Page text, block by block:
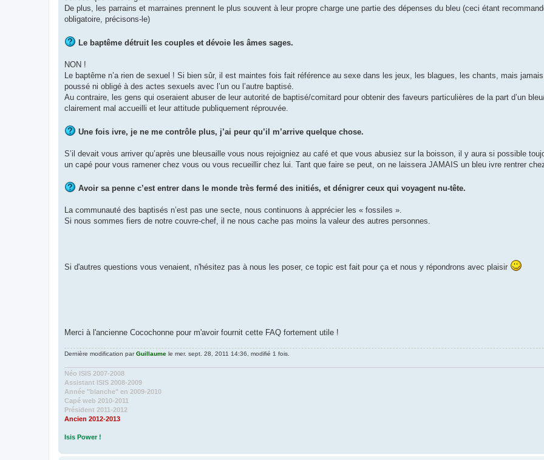
De plus, les parrains et marraines prennent le plus souvent à leur propre charge une partie des dépenses du bleu (ceci étant
obligatoire, précisons-le)
Le baptême détruit les couples et dévoie les âmes sages.
NON !
Le baptême n’a rien de sexuel ! Si bien sûr, il est maintes fois fait référence au sexe dans les jeux, les blagues, les chants, mais jamais
poussé ni obligé à des actes sexuels avec l’un ou l’autre baptisé.
Au contraire, les gens qui oseraient abuser de leur autorité de baptisé/comitard pour obtenir des faveurs particulières de la part d’un
clairement mal accueilli et leur attitude publiquement réprouvée.
Une fois ivre, je ne me contrôle plus, j’ai peur qu’il m’arrive quelque chose.
S’il devait vous arriver qu’après une bleusaille vous nous rejoigniez au café et que vous abusiez sur la boisson, il y aura si possible
un capé pour vous ramener chez vous ou vous recueillir chez lui. Tant que faire se peut, on ne laissera JAMAIS un bleu ivre rentrer
Avoir sa penne c’est entrer dans le monde très fermé des initiés, et dénigrer ceux qui voyagent nu-tête.
La communauté des baptisés n’est pas une secte, nous continuons à apprécier les « fossiles ».
Si nous sommes fiers de notre couvre-chef, il ne nous cache pas moins la valeur des autres personnes.
Si d'autres questions vous venaient, n'hésitez pas à nous les poser, ce topic est fait pour ça et nous y répondrons avec plaisir
Merci à l'ancienne Cocochonne pour m'avoir fournit cette FAQ fortement utile !
Dernière modification parGuillaume le mer. sept. 28, 2011 14:36, modifié 1 fois.
Néo ISIS 2007-2008
Assistant ISIS 2008-2009
Année "blanche" en 2009-2010
Capé web 2010-2011
Président 2011-2012
Ancien 2012-2013
Isis Power !